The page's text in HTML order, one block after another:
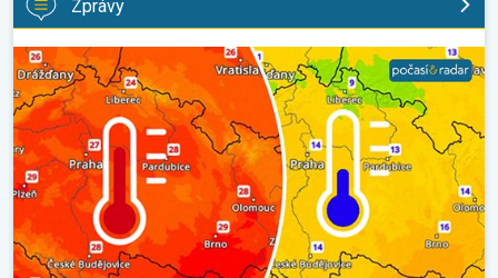
Zprávy
Ochlazení bude jen mírné a přechodné. Nadvláda horkého